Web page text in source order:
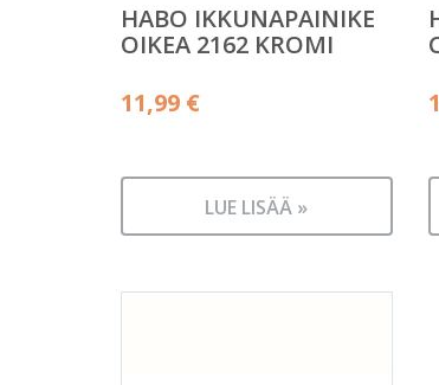
HABO IKKUNAPAINIKE
OIKEA 2162 KROMI
11,99 €
LUE LISÄÄ »